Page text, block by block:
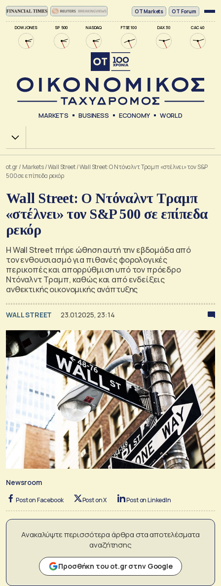
DOW JONES SP 500 NASDAQ FTSE 100 DAX 30 CAC 40
ΟΤ Markets OT Forum
MARKETS BUSINESS ECONOMY WORLD
Χ.Α.
ot.gr/ Markets/Wall Street/Wall Street: O Ντόναλντ Τραμπ «στέλνει» τον S&P
500 σε επίπεδα ρεκόρ
Wall Street: O Ντόναλντ Τραμπ
«στέλνει» τον S&P 500 σε επίπεδα
ρεκόρ
Η Wall Street πήρε ώθηση αυτή την εβδομάδα από
τον ενθουσιασμό για πιθανές φορολογικές
περικοπές και απορρύθμιση υπό τον πρόεδρο
Ντόναλντ Τραμπ, καθώς και από ενδείξεις
ανθεκτικής οικονομικής ανάπτυξης
WALL STREET 23.01.2025, 23:14
Newsroom
Post on Facebook Post on X Post on LinkedIn
Ανακαλύψτε περισσότερα άρθρα στα αποτελέσματα
αναζήτησης
Προσθήκη του ot.gr στην Google